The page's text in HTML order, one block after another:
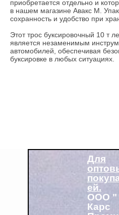
приобретается отдельно и
в нашем магазине Авакс М.
сохранность и удобство при
Этот трос буксировочный 10 т
является незаменимым
автомобилей, обеспечивая
буксировке в любых ситуациях.
Для
ей.
ООО "
Карс